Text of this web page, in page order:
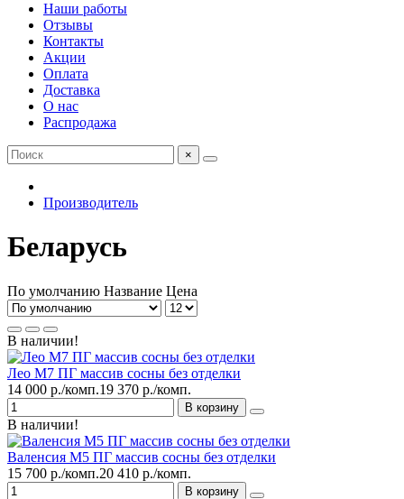
Наши работы
Отзывы
Контакты
Акции
Оплата
Доставка
О нас
Распродажа
×
Производитель
Беларусь
По умолчанию Название Цена
В наличии!
Лео М7 ПГ массив сосны без отделки
14 000 р./комп.19 370 р./комп.
В корзину
В наличии!
Валенсия М5 ПГ массив сосны без отделки
15 700 р./комп.20 410 р./комп.
В корзину